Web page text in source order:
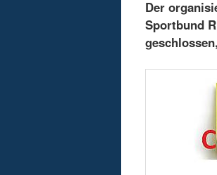
Der
Sportbund